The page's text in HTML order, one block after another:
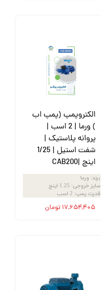
الکتروپمپ (پمپ اب
) ورما | 2 اسب |
پروانه پلاستیک |
شفت استیل | 1/25
اینچ |CAB200
برند: ورما
سایز خروجی: 1.25 اینج
قدرت پمپ: 2 اسب
۱۷,۶۵۴,۴۰۵ تومان